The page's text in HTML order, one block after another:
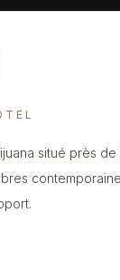
situé près